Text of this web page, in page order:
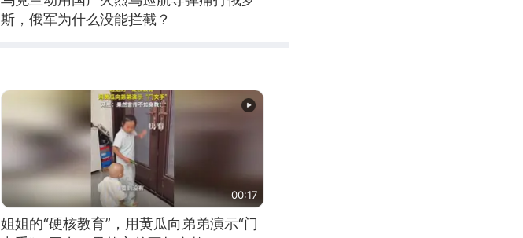
斯，俄军为什么没能拦截？
00:17
姐姐的“硬核教育”，用黄瓜向弟弟演示“门